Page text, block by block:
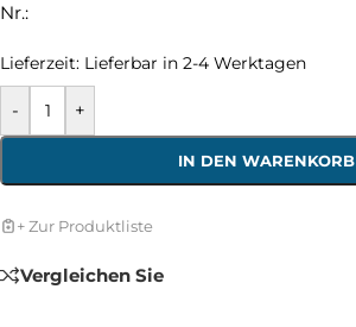
Nr.:
Lieferzeit: Lieferbar in 2-4 Werktagen
- +
IN DEN WARENKORB
+ Zur Produktliste
Vergleichen Sie